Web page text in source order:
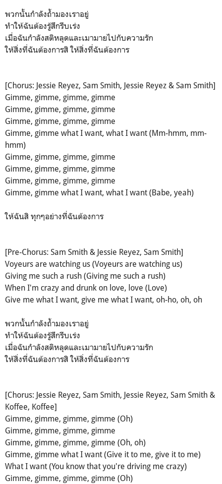
พวกนั้นกำลังถ้ำมองเราอยู่
ทำให้ฉันต้องรู้สึกรีบเร่ง
เมื่อฉันกำลังสติหลุดและเมามายไปกับความรัก
ให้สิ่งที่ฉันต้องการสิ ให้สิ่งที่ฉันต้องการ
[Chorus: Jessie Reyez, Sam Smith, Jessie Reyez & Sam Smith]
Gimme, gimme, gimme, gimme
Gimme, gimme, gimme, gimme
Gimme, gimme, gimme, gimme
Gimme, gimme what I want, what I want (Mm-hmm, mm-
hmm)
Gimme, gimme, gimme, gimme
Gimme, gimme, gimme, gimme
Gimme, gimme, gimme, gimme
Gimme, gimme what I want, what I want (Babe, yeah)
ให้ฉันสิ ทุกๆอย่างที่ฉันต้องการ
[Pre-Chorus: Sam Smith & Jessie Reyez, Sam Smith]
Voyeurs are watching us (Voyeurs are watching us)
Giving me such a rush (Giving me such a rush)
When I'm crazy and drunk on love, love (Love)
Give me what I want, give me what I want, oh-ho, oh, oh
พวกนั้นกำลังถ้ำมองเราอยู่
ทำให้ฉันต้องรู้สึกรีบเร่ง
เมื่อฉันกำลังสติหลุดและเมามายไปกับความรัก
ให้สิ่งที่ฉันต้องการสิ ให้สิ่งที่ฉันต้องการ
[Chorus: Jessie Reyez, Sam Smith, Jessie Reyez, Sam Smith &
Koffee, Koffee]
Gimme, gimme, gimme, gimme (Oh)
Gimme, gimme, gimme, gimme
Gimme, gimme, gimme, gimme (Oh, oh)
Gimme, gimme what I want (Give it to me, give it to me)
What I want (You know that you're driving me crazy)
Gimme, gimme, gimme, gimme (Oh)